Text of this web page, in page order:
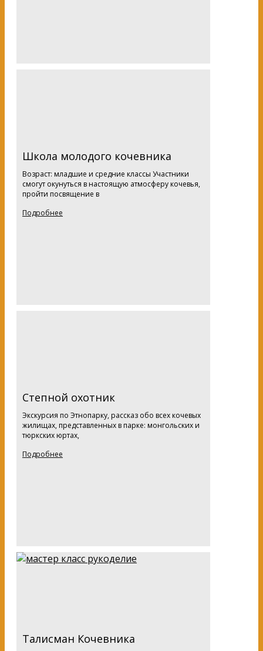
Школа молодого кочевника
Возраст: младшие и средние классы Участники
смогут окунуться в настоящую атмосферу кочевья,
пройти посвящение в
Подробнее
Степной охотник
Экскурсия по Этнопарку, рассказ обо всех кочевых
жилищах, представленных в парке: монгольских и
тюркских юртах,
Подробнее
Талисман Кочевника